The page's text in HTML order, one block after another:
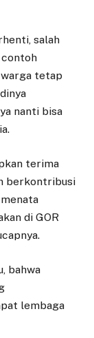
salah
contoh
tetap
nanti bisa
terima
berkontribusi
di GOR
bahwa
lembaga